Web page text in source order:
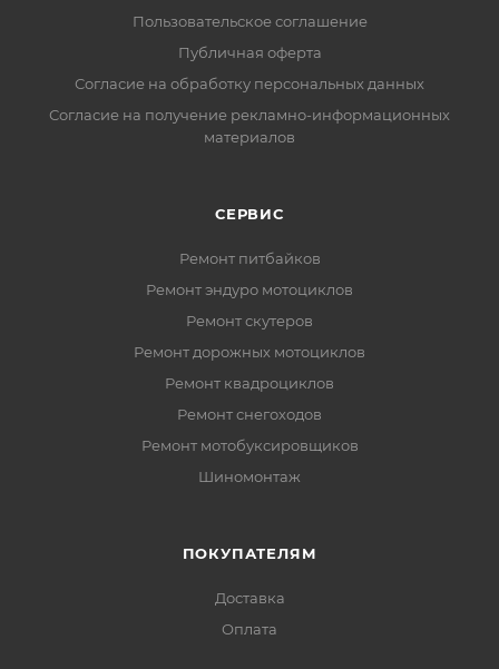
Пользовательское соглашение
Публичная оферта
Согласие на обработку персональных данных
Согласие на получение рекламно-информационных
материалов
СЕРВИС
Ремонт питбайков
Ремонт эндуро мотоциклов
Ремонт скутеров
Ремонт дорожных мотоциклов
Ремонт квадроциклов
Ремонт снегоходов
Ремонт мотобуксировщиков
Шиномонтаж
ПОКУПАТЕЛЯМ
Доставка
Оплата